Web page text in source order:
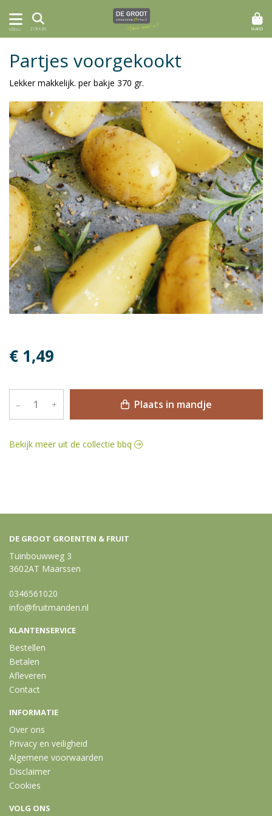
MENU ZOEKEN MAND
Partjes voorgekookt
Lekker makkelijk. per bakje 370 gr.
€ 1,49
– + Plaats in mandje
Bekijk meer uit de collectie bbq
DE GROOT GROENTEN & FRUIT
Tuinbouwweg 3
3602AT Maarssen
0346561020
info@fruitmanden.nl
KLANTENSERVICE
Bestellen
Betalen
Afleveren
Contact
INFORMATIE
Over ons
Privacy en veiligheid
Algemene voorwaarden
Disclaimer
Cookies
VOLG ONS